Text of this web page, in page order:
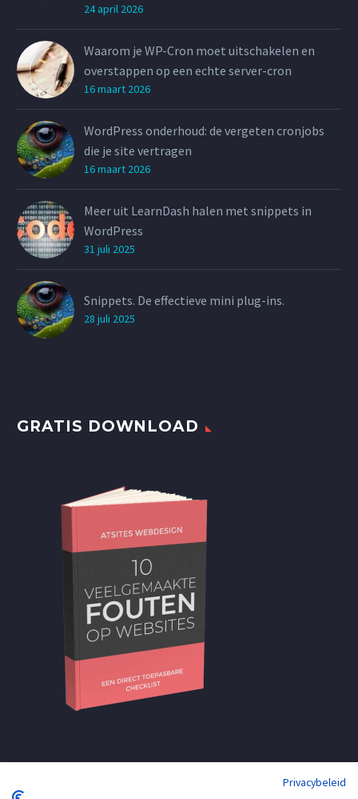
24 april 2026
Waarom je WP-Cron moet uitschakelen en
overstappen op een echte server-cron
16 maart 2026
WordPress onderhoud: de vergeten cronjobs
die je site vertragen
16 maart 2026
Meer uit LearnDash halen met snippets in
WordPress
31 juli 2025
Snippets. De effectieve mini plug-ins.
28 juli 2025
GRATIS DOWNLOAD
Privacybeleid